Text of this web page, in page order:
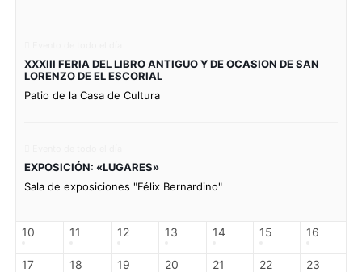
XXXIII FERIA DEL LIBRO ANTIGUO Y DE OCASION DE SAN
LORENZO DE EL ESCORIAL
Patio de la Casa de Cultura
EXPOSICIÓN: «LUGARES»
Sala de exposiciones "Félix Bernardino"
10 11 12 13 14 15 16
17 18 19 20 21 22 23